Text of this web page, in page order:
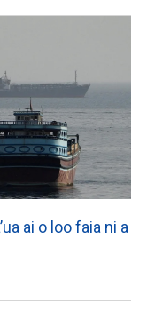
ai o loo faia ni a